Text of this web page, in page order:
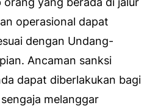
operasional dapat
dengan Undang-
Ancaman sanksi
dapat diberlakukan bagi
melanggar